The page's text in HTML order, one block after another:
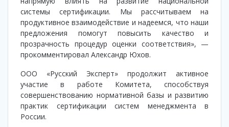
системы сертификации. Мы рассчитываем на
продуктивное взаимодействие и надеемся, что наши
предложения помогут повысить качество и
прозрачность процедур оценки соответствия», —
прокомментировал Александр Юхов.
​ООО «Русский Эксперт» продолжит активное
участие в работе Комитета, способствуя
совершенствованию нормативной базы и развитию
практик сертификации систем менеджмента в
России.